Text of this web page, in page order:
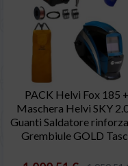
PACK Helvi Fox 185 +
Maschera Helvi SKY
Guanti Saldatore
Grembiule GOLD